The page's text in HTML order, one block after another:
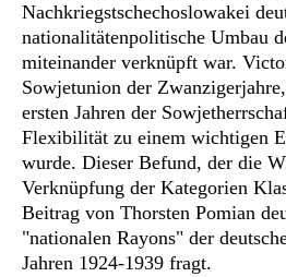
Nachkriegstschechoslowakei
nationalitätenpolitische Umbau
miteinander verknüpft war.
Sowjetunion der
ersten Jahren der
Flexibilität zu einem wichtigen
wurde. Dieser Befund, der die
Verknüpfung der Kategorien
Beitrag von Thorsten Pomian
"nationalen Rayons" der
Jahren 1924-1939 fragt.